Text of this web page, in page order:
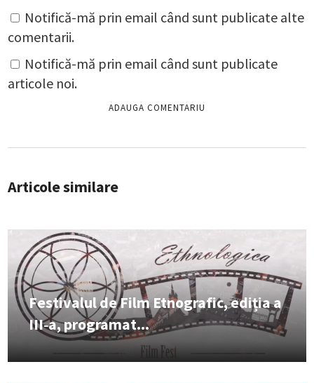
Notifică-mă prin email când sunt publicate alte
comentarii.
Notifică-mă prin email când sunt publicate
articole noi.
Articole similare
Festivalul de Film Etnografic, ediția a
III‑a, programat...